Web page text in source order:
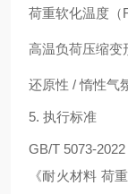
荷重软化温度（
高温负荷压缩变
还原性 / 惰性气
5. 执行标准
GB/T 5073-
《耐火材料 荷